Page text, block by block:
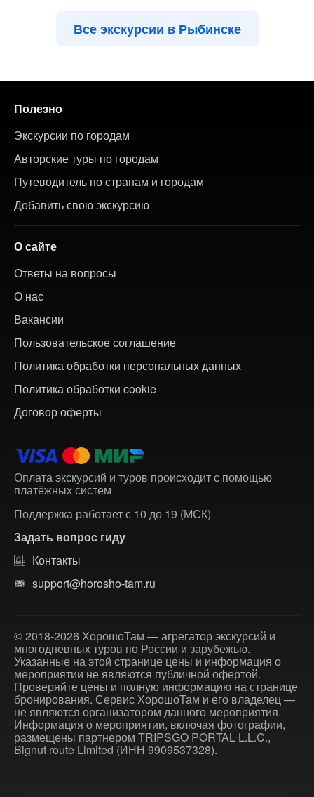
Все экскурсии в Рыбинске
Полезно
Экскурсии по городам
Авторские туры по городам
Путеводитель по странам и городам
Добавить свою экскурсию
О сайте
Ответы на вопросы
О нас
Вакансии
Пользовательское соглашение
Политика обработки персональных данных
Политика обработки cookie
Договор оферты
Оплата экскурсий и туров происходит с помощью
платёжных систем
Поддержка работает с 10 до 19 (МСК)
Задать вопрос гиду
Контакты
support@horosho-tam.ru
© 2018-2026 ХорошоТам — агрегатор экскурсий и
многодневных туров по России и зарубежью.
Указанные на этой странице цены и информация о
мероприятии не являются публичной офертой.
Проверяйте цены и полную информацию на странице
бронирования. Сервис ХорошоТам и его владелец —
не являются организатором данного мероприятия.
Информация о мероприятии, включая фотографии,
размещены партнером TRIPSGO PORTAL L.L.C.,
Bignut route Limited (ИНН 9909537328).